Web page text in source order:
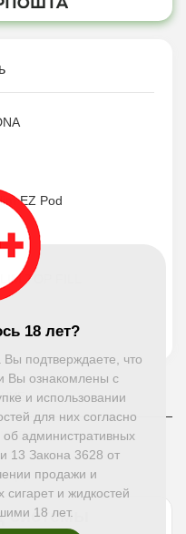
EZ Pod
TOP FILL
(2)
системы
18 лет?
подтверждаете, что
Вы ознакомлены с
и использовании
для них согласно
об административных
13 Закона 3628 от
продажи и
сигарет и жидкостей
18 лет.